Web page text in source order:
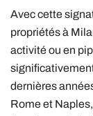
Avec cette
propriétés à
activité ou en
dernières
Rome et